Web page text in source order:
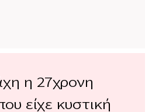
η 27χρονη
είχε κυστική